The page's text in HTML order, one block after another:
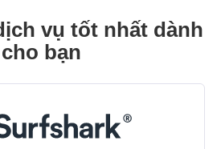
vụ tốt nhất dành
cho bạn